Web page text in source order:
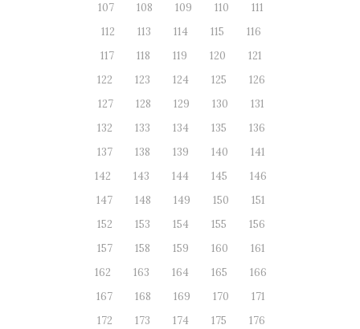
107
108 109 110
111
112
113 114 115
116
117
118 119 120
121
122
123 124 125
126
127
128 129 130
131
132
133 134 135
136
137
138 139 140
141
142
143 144 145
146
147
148 149 150
151
152
153 154 155
156
157
158 159 160
161
162
163 164 165
166
167
168 169 170
171
172
173 174 175
176